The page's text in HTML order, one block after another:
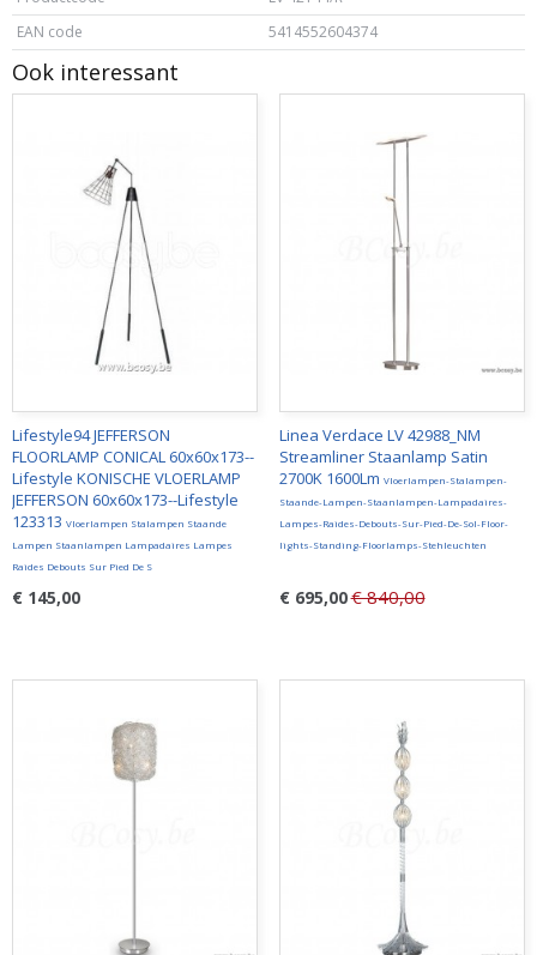
EAN code
5414552604374
Ook interessant
Lifestyle94 JEFFERSON
FLOORLAMP CONICAL 60x60x173--
Lifestyle KONISCHE VLOERLAMP
JEFFERSON 60x60x173--Lifestyle
123313 Vloerlampen Stalampen Staande
Lampen Staanlampen Lampadaires Lampes
Raides Debouts Sur Pied De S
€ 145,00
Linea Verdace LV 42988_NM
Streamliner Staanlamp Satin
2700K 1600Lm Vloerlampen-Stalampen-
Staande-Lampen-Staanlampen-Lampadaires-
Lampes-Raides-Debouts-Sur-Pied-De-Sol-Floor-
lights-Standing-Floorlamps-Stehleuchten
€ 695,00€ 840,00